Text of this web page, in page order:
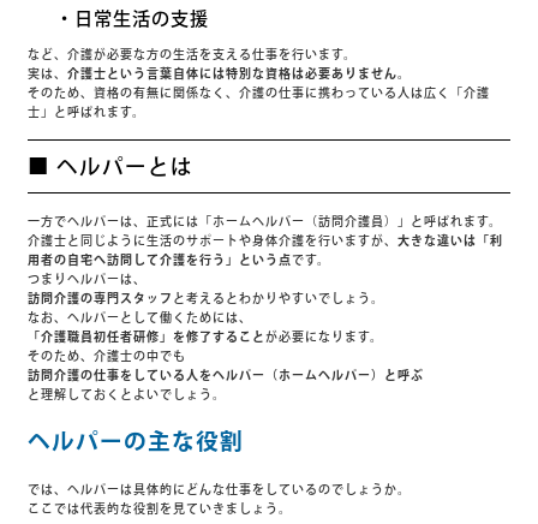
・日常生活の支援
など、介護が必要な方の生活を支える仕事を行います。
実は、介護士という言葉自体には特別な資格は必要ありません。
そのため、資格の有無に関係なく、介護の仕事に携わっている人は広く「介護
士」と呼ばれます。
■ ヘルパーとは
一方でヘルパーは、正式には「ホームヘルパー（訪問介護員）」と呼ばれます。
介護士と同じように生活のサポートや身体介護を行いますが、大きな違いは「利
用者の自宅へ訪問して介護を行う」という点 です。
つまりヘルパーは、
訪問介護の専門スタッフ と考えるとわかりやすいでしょう。
なお、ヘルパーとして働くためには、
「介護職員初任者研修」を修了することが必要になります。
そのため、介護士の中でも
訪問介護の仕事をしている人をヘルパー（ホームヘルパー）と呼ぶ
と理解しておくとよいでしょう。
ヘルパーの主な役割
では、ヘルパーは具体的にどんな仕事をしているのでしょうか。
ここでは代表的な役割を見ていきましょう。